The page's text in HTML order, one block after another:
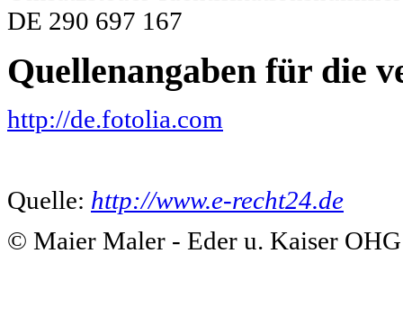
DE 290 697 167
Quellenangaben für die
http://de.fotolia.com
Quelle: http://www.e-recht24.de
© Maier Maler - Eder u. Kaiser OHG